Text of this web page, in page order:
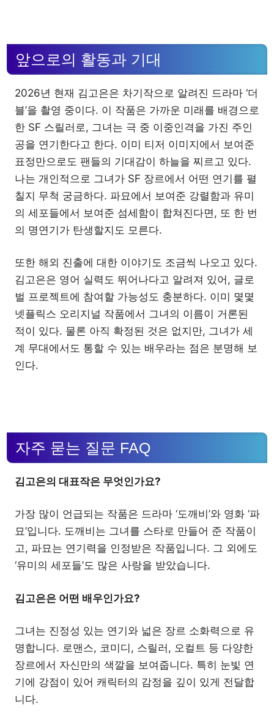
앞으로의 활동과 기대
2026년 현재 김고은은 차기작으로 알려진 드라마 ‘더
블’을 촬영 중이다. 이 작품은 가까운 미래를 배경으로
한 SF 스릴러로, 그녀는 극 중 이중인격을 가진 주인
공을 연기한다고 한다. 이미 티저 이미지에서 보여준
표정만으로도 팬들의 기대감이 하늘을 찌르고 있다.
나는 개인적으로 그녀가 SF 장르에서 어떤 연기를 펼
칠지 무척 궁금하다. 파묘에서 보여준 강렬함과 유미
의 세포들에서 보여준 섬세함이 합쳐진다면, 또 한 번
의 명연기가 탄생할지도 모른다.
또한 해외 진출에 대한 이야기도 조금씩 나오고 있다.
김고은은 영어 실력도 뛰어나다고 알려져 있어, 글로
벌 프로젝트에 참여할 가능성도 충분하다. 이미 몇몇
넷플릭스 오리지널 작품에서 그녀의 이름이 거론된
적이 있다. 물론 아직 확정된 것은 없지만, 그녀가 세
계 무대에서도 통할 수 있는 배우라는 점은 분명해 보
인다.
자주 묻는 질문 FAQ
김고은의 대표작은 무엇인가요?
가장 많이 언급되는 작품은 드라마 ‘도깨비’와 영화 ‘파
묘’입니다. 도깨비는 그녀를 스타로 만들어 준 작품이
고, 파묘는 연기력을 인정받은 작품입니다. 그 외에도
‘유미의 세포들’도 많은 사랑을 받았습니다.
김고은은 어떤 배우인가요?
그녀는 진정성 있는 연기와 넓은 장르 소화력으로 유
명합니다. 로맨스, 코미디, 스릴러, 오컬트 등 다양한
장르에서 자신만의 색깔을 보여줍니다. 특히 눈빛 연
기에 강점이 있어 캐릭터의 감정을 깊이 있게 전달합
니다.